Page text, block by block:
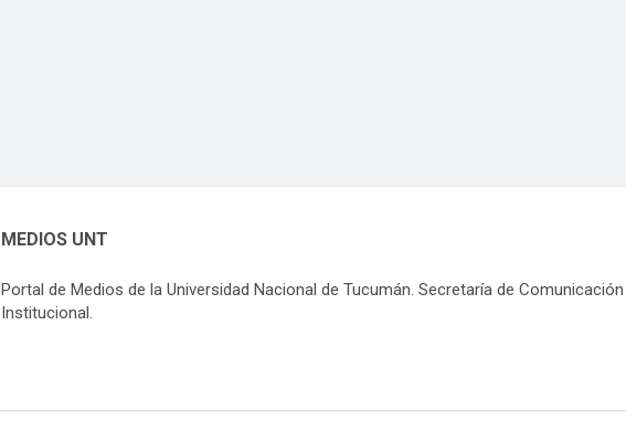
MEDIOS UNT
Portal de Medios de la Universidad Nacional de Tucumán. Secretaría de Comunicación
Institucional.